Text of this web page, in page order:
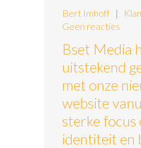
Bert Imhoff |
Geen reacties
Bset Media
uitstekend
met onze
website
sterke focus
identiteit en